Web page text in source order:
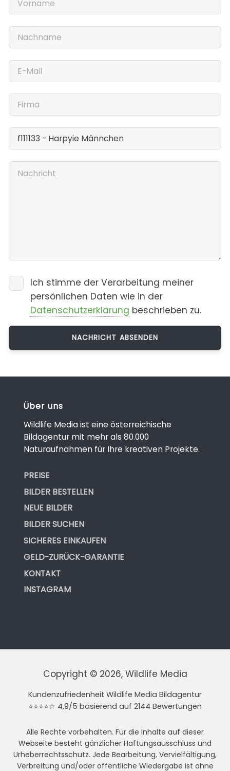
Ich stimme der Verarbeitung meiner
persönlichen Daten wie in der
Datenschutzerklärung beschrieben zu.
Über uns
Wildlife Media ist eine österreichische
Bildagentur mit mehr als 80.000
Naturaufnahmen für Ihre kreativen Projekte.
PREISE
BILDER BESTELLEN
NEUE BILDER
BILDER SUCHEN
SICHERES EINKAUFEN
GELD-ZURÜCK-GARANTIE
KONTAKT
INSTAGRAM
Copyright © 2026, Wildlife Media
Kundenzufriedenheit Wildlife Media Bildagentur
⭐⭐⭐⭐☆ 4,9/5 basierend auf 2144 Bewertungen
Alle Rechte vorbehalten. Für die Inhalte auf dieser
Webseite besteht gänzlicher Haftungsausschluss und
Urheberrechtsschutz. Jede Bearbeitung, Vervielfältigung,
Verbreitung und/oder öffentliche Wiedergabe ist ohne